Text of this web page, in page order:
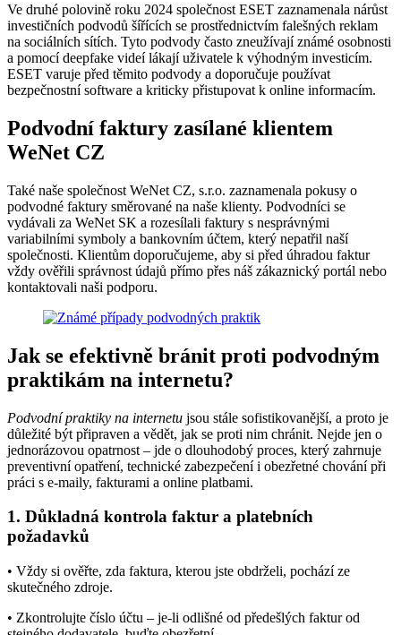
Ve druhé polovině roku 2024 společnost ESET zaznamenala nárůst
investičních podvodů šířících se prostřednictvím falešných reklam
na sociálních sítích. Tyto podvody často zneužívají známé osobnosti
a pomocí deepfake videí lákají uživatele k výhodným investicím.
ESET varuje před těmito podvody a doporučuje používat
bezpečnostní software a kriticky přistupovat k online informacím.
Podvodní faktury zasílané klientem
WeNet CZ
Také naše společnost WeNet CZ, s.r.o. zaznamenala pokusy o
podvodné faktury směrované na naše klienty. Podvodníci se
vydávali za WeNet SK a rozesílali faktury s nesprávnými
variabilními symboly a bankovním účtem, který nepatřil naší
společnosti. Klientům doporučujeme, aby si před úhradou faktur
vždy ověřili správnost údajů přímo přes náš zákaznický portál nebo
kontaktovali naši podporu.
Jak se efektivně bránit proti podvodným
praktikám na internetu?
Podvodní praktiky na internetu jsou stále sofistikovanější, a proto je
důležité být připraven a vědět, jak se proti nim chránit. Nejde jen o
jednorázovou opatrnost – jde o dlouhodobý proces, který zahrnuje
preventivní opatření, technické zabezpečení i obezřetné chování při
práci s e-maily, fakturami a online platbami.
1. Důkladná kontrola faktur a platebních
požadavků
• Vždy si ověřte, zda faktura, kterou jste obdrželi, pochází ze
skutečného zdroje.
• Zkontrolujte číslo účtu – je-li odlišné od předešlých faktur od